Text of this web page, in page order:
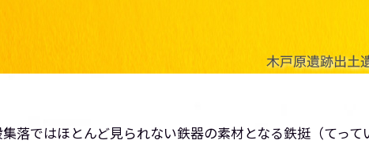
落ではほとんど見られない鉄器の素材となる鉄挺（てっ